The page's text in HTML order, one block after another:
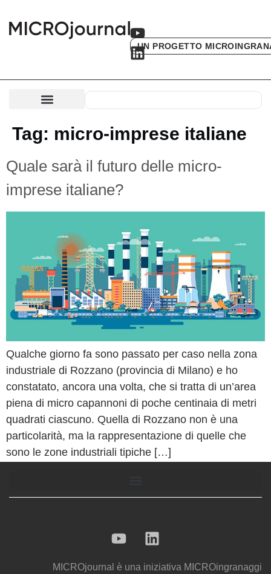
UN PROGETTO
Tag: micro-imprese italiane
Quale sarà il futuro delle micro-
imprese italiane?
Qualche giorno fa sono passato per caso nella zona
industriale di Rozzano (provincia di Milano) e ho
constatato, ancora una volta, che si tratta di un’area
piena di micro capannoni di poche centinaia di metri
quadrati ciascuno. Quella di Rozzano non è una
particolarità, ma la rappresentazione di quelle che
sono le zone industriali tipiche […]
MICROjournal è una iniziativa MICROingranaggi